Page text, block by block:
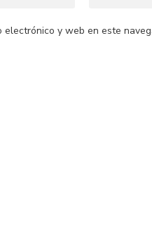
electrónico y web en este